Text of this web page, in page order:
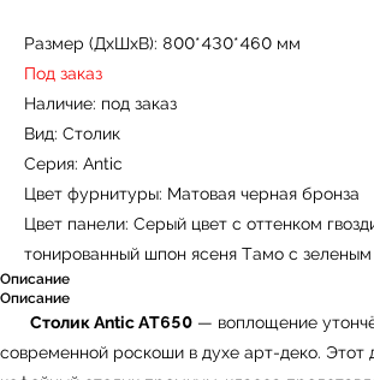
Размер (ДxШxВ): 800*430*460 мм
Под заказ
Наличие: под заказ
Вид: Столик
Серия: Antic
Цвет фурнитуры: Матовая черная бронза
Цвет панели: Серый цвет с оттенком
тонированный шпон ясеня Тамо с зеленым
Описание
Описание
Столик Antic AT650 — воплощение
современной роскоши в духе арт-деко. Этот